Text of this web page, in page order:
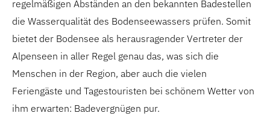
regelmäßigen Abständen an den bekannten Badestellen
die Wasserqualität des Bodenseewassers prüfen. Somit
bietet der Bodensee als herausragender Vertreter der
Alpenseen in aller Regel genau das, was sich die
Menschen in der Region, aber auch die vielen
Feriengäste und Tagestouristen bei schönem Wetter von
ihm erwarten: Badevergnügen pur.